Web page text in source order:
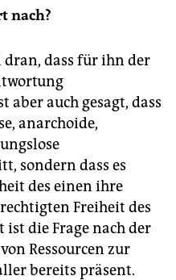
nach?
dran, dass für ihn der
auch gesagt, dass
anarchoide,
sondern dass es
des einen ihre
Freiheit des
die Frage nach der
Ressourcen zur
bereits präsent.